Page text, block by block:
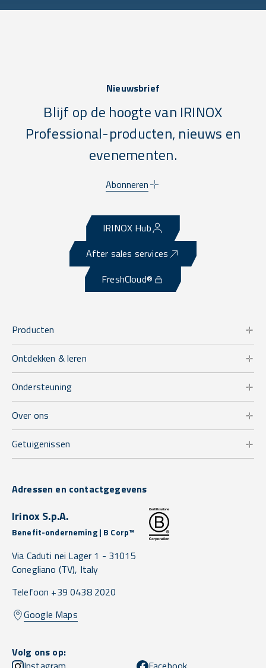
Nieuwsbrief
Blijf op de hoogte van IRINOX
Professional-producten, nieuws en
evenementen.
Abonneren
IRINOX Hub
After sales services
FreshCloud®
Producten
Ontdekken & leren
Ondersteuning
Over ons
Getuigenissen
Adressen en contactgegevens
Irinox S.p.A.
Benefit-onderneming | B Corp™
Via Caduti nei Lager 1 - 31015
Conegliano (TV), Italy
Telefoon +39 0438 2020
Google Maps
Volg ons op: